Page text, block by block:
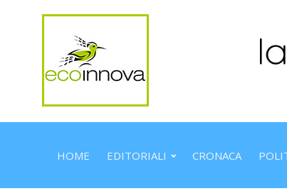
HOME EDITORIALI CRONACA